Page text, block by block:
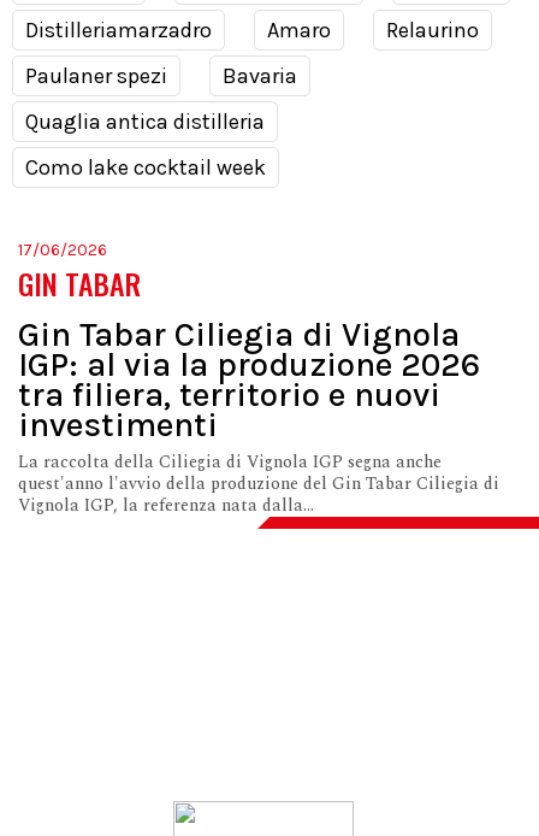
Distilleriamarzadro
Amaro
Relaurino
Paulaner spezi
Bavaria
Quaglia antica distilleria
Como lake cocktail week
17/06/2026
GIN TABAR
Gin Tabar Ciliegia di Vignola
IGP: al via la produzione 2026
tra filiera, territorio e nuovi
investimenti
La raccolta della Ciliegia di Vignola IGP segna anche
quest'anno l'avvio della produzione del Gin Tabar Ciliegia di
Vignola IGP, la referenza nata dalla...